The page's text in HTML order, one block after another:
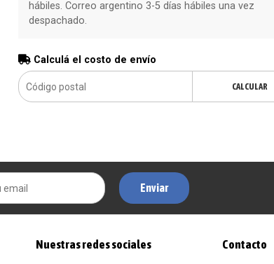
hábiles. Correo argentino 3-5 días hábiles una vez
despachado.
Calculá el costo de envío
CALCULAR
Enviar
Nuestras redes sociales Contacto